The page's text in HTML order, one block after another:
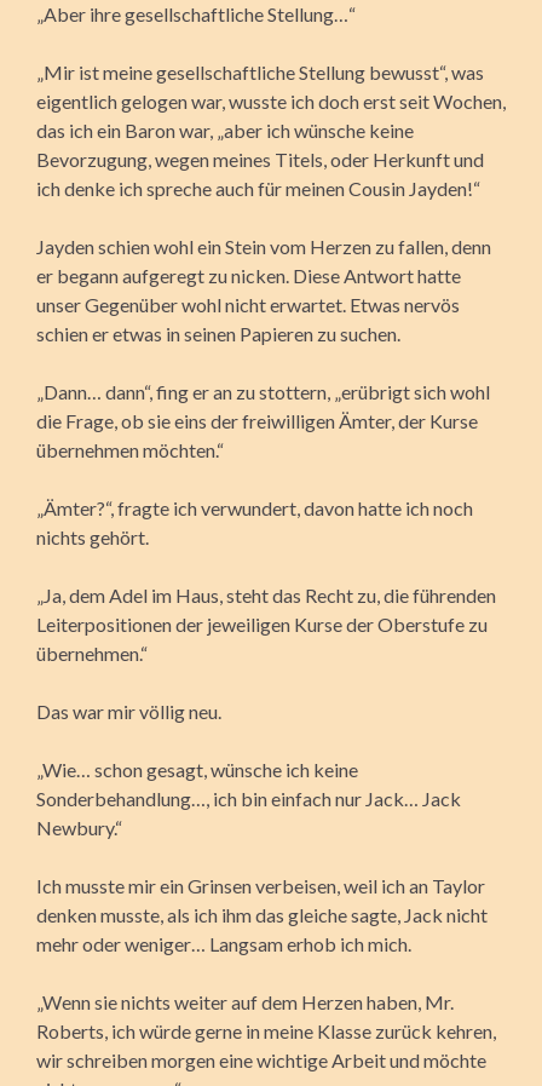
„Aber ihre gesellschaftliche Stellung…“
„Mir ist meine gesellschaftliche Stellung bewusst“, was
eigentlich gelogen war, wusste ich doch erst seit Wochen,
das ich ein Baron war, „aber ich wünsche keine
Bevorzugung, wegen meines Titels, oder Herkunft und
ich denke ich spreche auch für meinen Cousin Jayden!“
Jayden schien wohl ein Stein vom Herzen zu fallen, denn
er begann aufgeregt zu nicken. Diese Antwort hatte
unser Gegenüber wohl nicht erwartet. Etwas nervös
schien er etwas in seinen Papieren zu suchen.
„Dann… dann“, fing er an zu stottern, „erübrigt sich wohl
die Frage, ob sie eins der freiwilligen Ämter, der Kurse
übernehmen möchten.“
„Ämter?“, fragte ich verwundert, davon hatte ich noch
nichts gehört.
„Ja, dem Adel im Haus, steht das Recht zu, die führenden
Leiterpositionen der jeweiligen Kurse der Oberstufe zu
übernehmen.“
Das war mir völlig neu.
„Wie… schon gesagt, wünsche ich keine
Sonderbehandlung…, ich bin einfach nur Jack… Jack
Newbury.“
Ich musste mir ein Grinsen verbeisen, weil ich an Taylor
denken musste, als ich ihm das gleiche sagte, Jack nicht
mehr oder weniger… Langsam erhob ich mich.
„Wenn sie nichts weiter auf dem Herzen haben, Mr.
Roberts, ich würde gerne in meine Klasse zurück kehren,
wir schreiben morgen eine wichtige Arbeit und möchte